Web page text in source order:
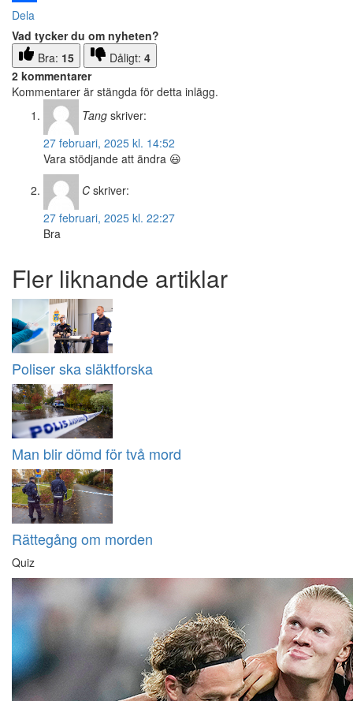
Dela
Vad tycker du om nyheten?
Bra: 15 Dåligt: 4
2 kommentarer
Kommentarer är stängda för detta inlägg.
Tang skriver:
27 februari, 2025 kl. 14:52
Vara stödjande att ändra 😃
C skriver:
27 februari, 2025 kl. 22:27
Bra
Fler liknande artiklar
Poliser ska släktforska
Man blir dömd för två mord
Rättegång om morden
Quiz